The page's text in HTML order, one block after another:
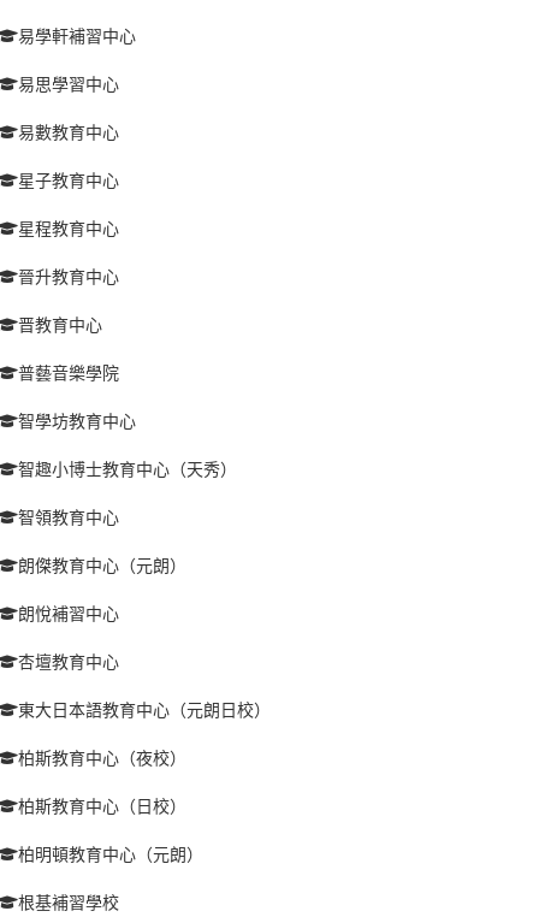
易學軒補習中心
易思學習中心
易數教育中心
星子教育中心
星程教育中心
晉升教育中心
晋教育中心
普藝音樂學院
智學坊教育中心
智趣小博士教育中心（天秀）
智領教育中心
朗傑教育中心（元朗）
朗悅補習中心
杏壇教育中心
東大日本語教育中心（元朗日校）
柏斯教育中心（夜校）
柏斯教育中心（日校）
柏明頓教育中心（元朗）
根基補習學校